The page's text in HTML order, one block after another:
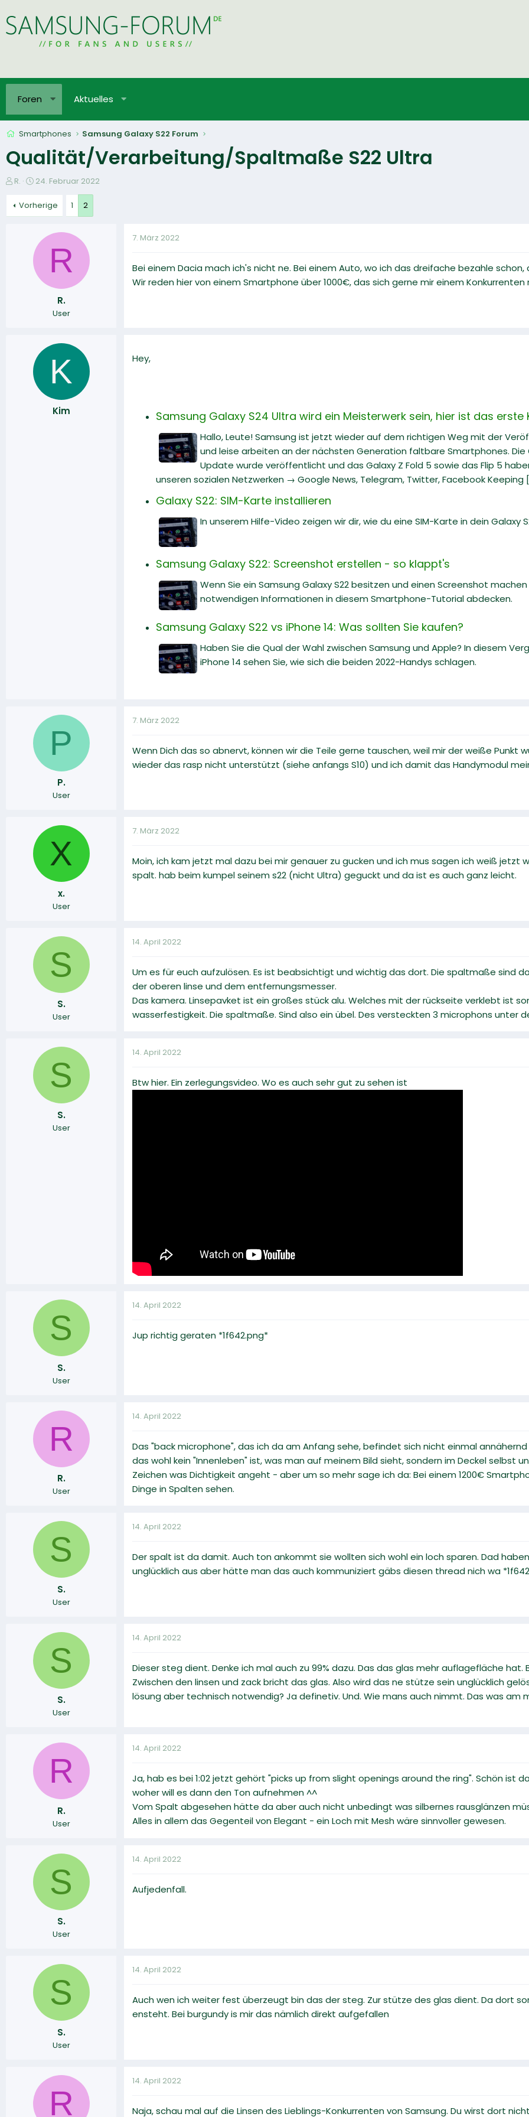
Foren Aktuelles
Smartphones Samsung Galaxy S22 Forum
Qualität/Verarbeitung/Spaltmaße S22 Ultra
E
s
t
R.
E
s
t
l
a
24. Februar 2022
Vorherige 1 2
R
R.
User
7. März 2022
Bei einem Dacia mach ich's nicht ne. Bei einem Auto, wo ich das dreifache bezahle schon,
Wir reden hier von einem Smartphone über 1000€, das sich gerne mir einem
K
Kim
Hey,
Samsung Galaxy S24 Ultra wird ein Meisterwerk sein, hier ist das erste
Hallo, Leute! Samsung ist jetzt wieder auf dem richtigen Weg mit der
und leise arbeiten an der nächsten Generation faltbare Smartphones. Die
Update wurde veröffentlicht und das Galaxy Z Fold 5 sowie das Flip 5
unseren sozialen Netzwerken → Google News, Telegram, Twitter, Facebook Keeping
Galaxy S22: SIM-Karte installieren
In unserem Hilfe-Video zeigen wir dir, wie du eine SIM-Karte in dein Galaxy
Samsung Galaxy S22: Screenshot erstellen - so klappt's
Wenn Sie ein Samsung Galaxy S22 besitzen und einen Screenshot
notwendigen Informationen in diesem Smartphone-Tutorial abdecken.
Samsung Galaxy S22 vs iPhone 14: Was sollten Sie kaufen?
Haben Sie die Qual der Wahl zwischen Samsung und Apple? In diesem
iPhone 14 sehen Sie, wie sich die beiden 2022-Handys schlagen.
P
P.
User
7. März 2022
Wenn Dich das so abnervt, können wir die Teile gerne tauschen, weil mir der weiße Punkt
wieder das rasp nicht unterstützt (siehe anfangs S10) und ich damit das Handymodul
X
x.
User
7. März 2022
Moin, ich kam jetzt mal dazu bei mir genauer zu gucken und ich mus sagen ich weiß
spalt. hab beim kumpel seinem s22 (nicht Ultra) geguckt und da ist es auch ganz leicht.
S
S.
User
14. April 2022
Um es für euch aufzulösen. Es ist beabsichtigt und wichtig das dort. Die spaltmaße sind
der oberen linse und dem entfernungsmesser.
Das kamera. Linsepavket ist ein großes stück alu. Welches mit der rückseite verklebt ist
wasserfestigkeit. Die spaltmaße. Sind also ein übel. Des versteckten 3 microphons unter
S
S.
User
14. April 2022
Btw hier. Ein zerlegungsvideo. Wo es auch sehr gut zu sehen ist
S
S.
User
14. April 2022
Jup richtig geraten *1f642.png*
R
R.
User
14. April 2022
Das "back microphone", das ich da am Anfang sehe, befindet sich nicht einmal annähernd
das wohl kein "Innenleben" ist, was man auf meinem Bild sieht, sondern im Deckel selbst
Zeichen was Dichtigkeit angeht - aber um so mehr sage ich da: Bei einem 1200€
Dinge in Spalten sehen.
S
S.
User
14. April 2022
Der spalt ist da damit. Auch ton ankommt sie wollten sich wohl ein loch sparen. Dad
unglücklich aus aber hätte man das auch kommuniziert gäbs diesen thread nich wa
S
S.
User
14. April 2022
Dieser steg dient. Denke ich mal auch zu 99% dazu. Das das glas mehr auflagefläche
Zwischen den linsen und zack bricht das glas. Also wird das ne stütze sein unglücklich
lösung aber technisch notwendig? Ja definetiv. Und. Wie mans auch nimmt. Das was am
R
R.
User
14. April 2022
Ja, hab es bei 1:02 jetzt gehört "picks up from slight openings around the ring". Schön ist
woher will es dann den Ton aufnehmen ^^
Vom Spalt abgesehen hätte da aber auch nicht unbedingt was silbernes rausglänzen
Alles in allem das Gegenteil von Elegant - ein Loch mit Mesh wäre sinnvoller gewesen.
S
S.
User
14. April 2022
Aufjedenfall.
S
S.
User
14. April 2022
Auch wen ich weiter fest überzeugt bin das der steg. Zur stütze des glas dient. Da dort
ensteht. Bei burgundy is mir das nämlich direkt aufgefallen
R
14. April 2022
Naja, schau mal auf die Linsen des Lieblings-Konkurrenten von Samsung. Du wirst dort